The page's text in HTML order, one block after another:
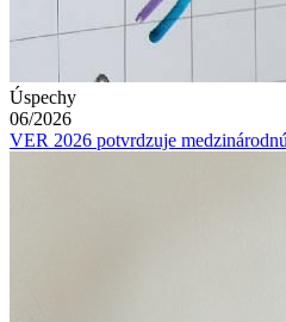
Úspechy
06/2026
VER 2026 potvrdzuje